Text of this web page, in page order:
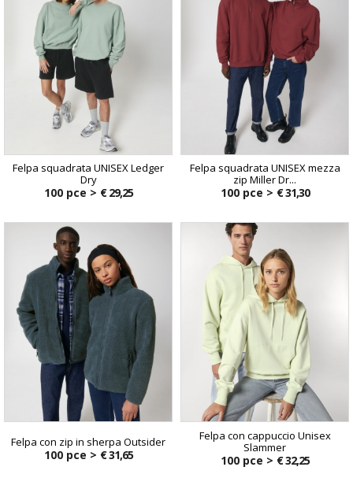
Felpa squadrata UNISEX Ledger
Dry
100 pce > € 29,25
Felpa squadrata UNISEX mezza
zip Miller Dr...
100 pce > € 31,30
Felpa con zip in sherpa Outsider
100 pce > € 31,65
Felpa con cappuccio Unisex
Slammer
100 pce > € 32,25